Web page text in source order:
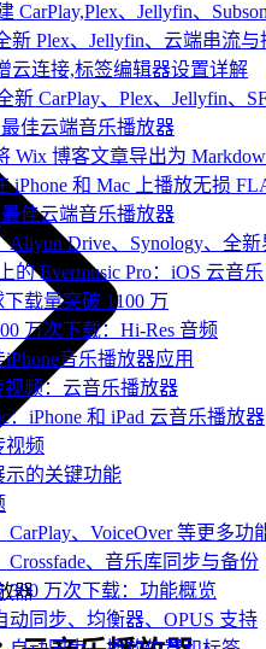
CarPlay,Plex、Jellyfin、
新 Plex、Jellyfin、云端串流
云连接,标签编辑器设置详解
新 CarPlay、Plex、Jellyfin、
最佳云端音乐播放器
Wix 博客文章导出为
iPhone 和 Mac 上播放无损
最佳云端音乐播放器
Aliyun Drive、Synology、全
的 Evermusic Pro：iOS 云音乐
下载量突破 1100 万
万次下载：Hi-Res 音频
音乐播放器应用
视频：云音乐播放器
：iPhone 和 iPad 云音乐播放器
视频
示的关键功能
CarPlay、VoiceOver 等更多功
Crossfade、音乐库同步与备份
300 万次下载：功能概览
动同步、均衡器、OPUS 支持
器